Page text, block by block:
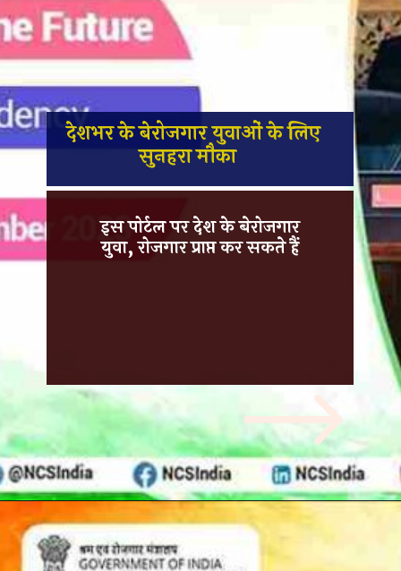
देशभर के बेरोजगार युवाओं के लिए
सुनहरा मौका
इस पोर्टल पर देश के बेरोजगार
युवा, रोजगार प्राप्त कर सकते हैं